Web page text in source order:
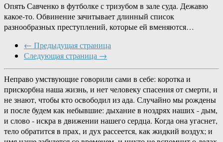
Опять Савченко в футболке с тризубом в зале суда. Дежавю
какое-то. Обвинение зачитывает длинный список
разнообразных преступлений, которые ей вменяются…
← Предыдущая страница
Следующая страница →
Неправо умствующие говорили сами в себе: коротка и
прискорбна наша жизнь, и нет человеку спасения от смерти, и
не знают, чтобы кто освободил из ада. Случайно мы рождены
и после будем как небывшие: дыхание в ноздрях наших - дым,
и слово - искра в движении нашего сердца. Когда она угаснет,
тело обратится в прах, и дух рассеется, как жидкий воздух; и